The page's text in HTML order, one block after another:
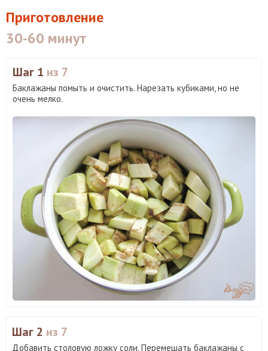
Приготовление
30-60 минут
Шаг 1 из 7
Баклажаны помыть и очистить. Нарезать кубиками, но не
очень мелко.
Шаг 2 из 7
Добавить столовую ложку соли. Перемешать баклажаны с